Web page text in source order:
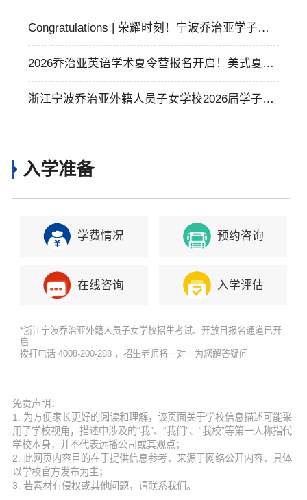
提升全球升学竞争力
体系开启孩子多元成长之旅
Congratulations | 荣耀时刻！宁波乔治亚学子在
多项竞赛中斩获佳绩！
2026乔治亚英语学术夏令营报名开启！美式夏校
体验，助力中小学生学术成长
浙江宁波乔治亚外籍人员子女学校2026届学子斩
入学准备
学费情况 预约咨询
在线咨询 入学评估
*浙江宁波乔治亚外籍人员子女学校招生考试、开放日报名通道已开
启
拨打电话 4008-200-288 ，招生老师将一对一为您解答疑问
免责声明：
1. 为方便家长更好的阅读和理解，该页面关于学校信息描述可能采
用了学校视角，描述中涉及的“我”、“我们”、“我校”等第一人称指代
学校本身，并不代表远播公司或其观点；
2. 此网页内容目的在于提供信息参考，来源于网络公开内容，具体
以学校官方发布为主；
3. 若素材有侵权或其他问题，请联系我们。